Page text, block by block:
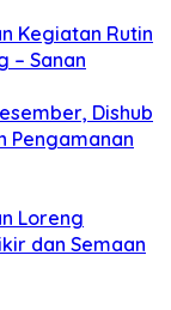
Kegiatan Rutin
– Sanan
Dishub
Pengamanan
Loreng
dan Semaan